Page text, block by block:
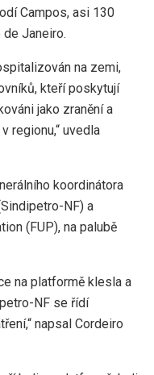
Campos, asi 130
Janeiro.
na zemi,
kteří poskytují
jako zranění a
regionu,“ uvedla
koordinátora
NF) a
(FUP), na palubě
na platformě klesla a
NF se řídí
napsal Cordeiro